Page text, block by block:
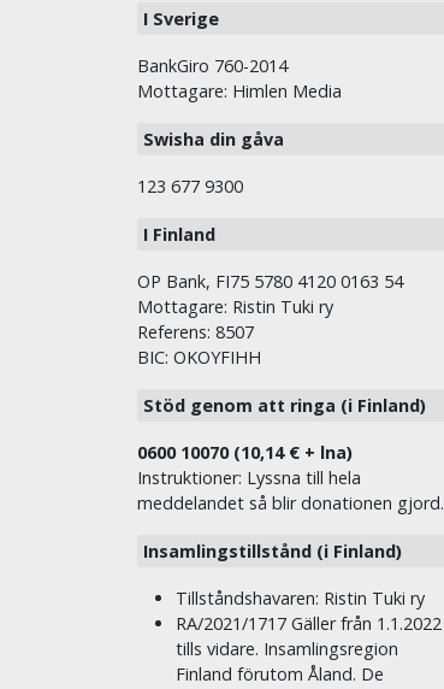
I Sverige
BankGiro 760-2014
Mottagare: Himlen Media
Swisha din gåva
123 677 9300
I Finland
OP Bank, FI75 5780 4120 0163 54
Mottagare: Ristin Tuki ry
Referens: 8507
BIC: OKOYFIHH
Stöd genom att ringa (i Finland)
0600 10070 (10,14 € + lna)
Instruktioner: Lyssna till hela
meddelandet så blir donationen gjord.
Insamlingstillstånd (i Finland)
Tillståndshavaren: Ristin Tuki ry
RA/2021/1717 Gäller från 1.1.2022
tills vidare. Insamlingsregion
Finland förutom Åland. De